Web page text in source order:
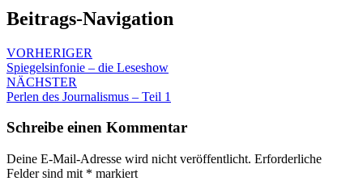
Beitrags-Navigation
VORHERIGER
Spiegelsinfonie – die Leseshow
NÄCHSTER
Perlen des Journalismus – Teil 1
Schreibe einen Kommentar
Deine E-Mail-Adresse wird nicht veröffentlicht. Erforderliche
Felder sind mit * markiert